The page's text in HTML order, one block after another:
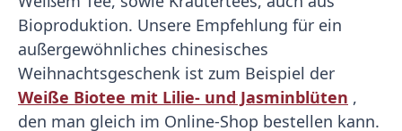
Bioproduktion. Unsere Empfehlung für ein
außergewöhnliches chinesisches
Weihnachtsgeschenk ist zum Beispiel der
Weiße Biotee mit Lilie- und Jasminblüten ,
den man gleich im Online-Shop bestellen kann.